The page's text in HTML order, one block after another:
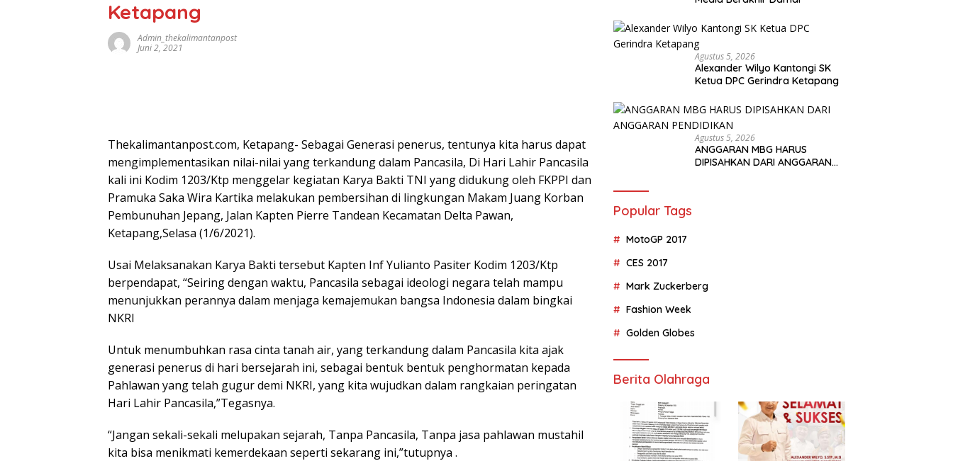
Ketapang
Admin_thekalimantanpost
Juni 2, 2021
Thekalimantanpost.com, Ketapang- Sebagai Generasi penerus, tentunya kita harus dapat
mengimplementasikan nilai-nilai yang terkandung dalam Pancasila, Di Hari Lahir Pancasila
kali ini Kodim 1203/Ktp menggelar kegiatan Karya Bakti TNI yang didukung oleh FKPPI dan
Pramuka Saka Wira Kartika melakukan pembersihan di lingkungan Makam Juang Korban
Pembunuhan Jepang, Jalan Kapten Pierre Tandean Kecamatan Delta Pawan,
Ketapang,Selasa (1/6/2021).
Usai Melaksanakan Karya Bakti tersebut Kapten Inf Yulianto Pasiter Kodim 1203/Ktp
berpendapat, “Seiring dengan waktu, Pancasila sebagai ideologi negara telah mampu
menunjukkan perannya dalam menjaga kemajemukan bangsa Indonesia dalam bingkai
NKRI
Untuk menumbuhkan rasa cinta tanah air, yang terkandung dalam Pancasila kita ajak
generasi penerus di hari bersejarah ini, sebagai bentuk bentuk penghormatan kepada
Pahlawan yang telah gugur demi NKRI, yang kita wujudkan dalam rangkaian peringatan
Hari Lahir Pancasila,”Tegasnya.
“Jangan sekali-sekali melupakan sejarah, Tanpa Pancasila, Tanpa jasa pahlawan mustahil
kita bisa menikmati kemerdekaan seperti sekarang ini,”tutupnya .
Agustus 5, 2026
Alexander Wilyo Kantongi SK
Ketua DPC Gerindra Ketapang
Agustus 5, 2026
ANGGARAN MBG HARUS
DIPISAHKAN DARI ANGGARAN
Popular Tags
MotoGP 2017
CES 2017
Mark Zuckerberg
Fashion Week
Golden Globes
Berita Olahraga